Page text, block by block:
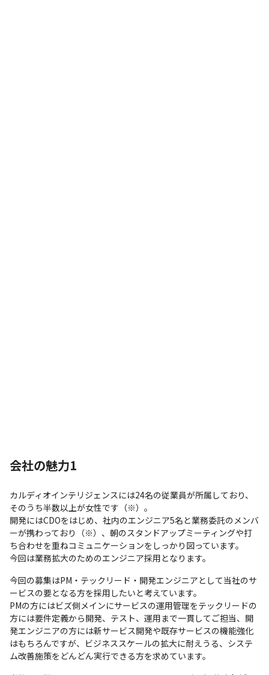
会社の魅力1
カルディオインテリジェンスには24名の従業員が所属しており、
そのうち半数以上が女性です（※）。
開発にはCDOをはじめ、社内のエンジニア5名と業務委託のメンバ
ーが携わっており（※）、朝のスタンドアップミーティングや打
ち合わせを重ねコミュニケーションをしっかり図っています。
今回は業務拡大のためのエンジニア採用となります。
今回の募集はPM・テックリード・開発エンジニアとして当社のサ
ービスの要となる方を採用したいと考えています。
PMの方にはビズ側メインにサービスの運用管理をテックリードの
方には要件定義から開発、テスト、運用まで一貫してご担当、開
発エンジニアの方には新サービス開発や既存サービスの機能強化
はもちろんですが、ビジネススケールの拡大に耐えうる、システ
ム改善施策をどんどん実行できる方を求めています。